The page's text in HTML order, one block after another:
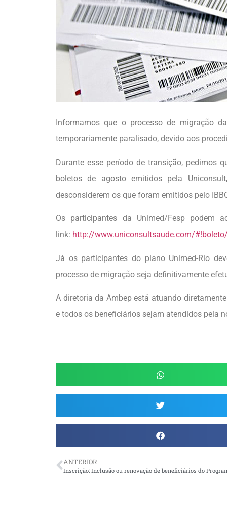
Informamos que o processo de migração
temporariamente paralisado, devido aos
Durante esse período de transição, pedimos
boletos de agosto emitidos pela
desconsiderem os que foram emitidos pelo
Os participantes da Unimed/Fesp
link: http://www.uniconsultsaude.com/
Já os participantes do plano Unimed-Rio
processo de migração seja definitivamente
A diretoria da Ambep está atuando
e todos os beneficiários sejam atendidos pela
ANTERIOR